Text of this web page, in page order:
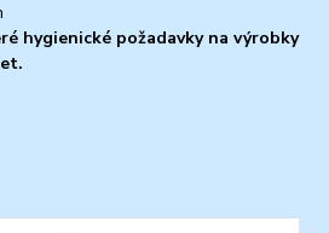
hygienické požadavky na výrobky